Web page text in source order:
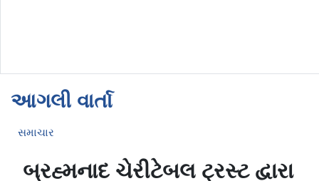
આગલી વાર્તા
સમાચાર
બ્રહ્મનાદ ચેરીટેબલ ટ્રસ્ટ દ્વારા